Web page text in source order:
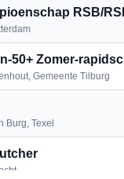
RSB/
50+ Zomer-
Gemeente Tilburg
Burg, Texel